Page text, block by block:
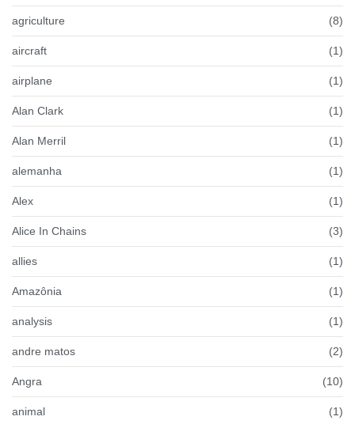
agriculture (8)
aircraft (1)
airplane (1)
Alan Clark (1)
Alan Merril (1)
alemanha (1)
Alex (1)
Alice In Chains (3)
allies (1)
Amazônia (1)
analysis (1)
andre matos (2)
Angra (10)
animal (1)